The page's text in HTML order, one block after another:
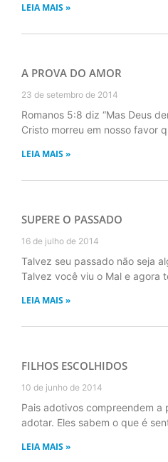
LEIA MAIS »
A PROVA DO AMOR
23 de setembro de 2014
Romanos 5:8 diz “Mas Deus
Cristo morreu em nosso favor
LEIA MAIS »
SUPERE O PASSADO
16 de julho de 2014
Talvez seu passado não seja
Talvez você viu o Mal e agora
LEIA MAIS »
FILHOS ESCOLHIDOS
10 de junho de 2014
Pais adotivos compreendem a
adotar. Eles sabem o que é
LEIA MAIS »